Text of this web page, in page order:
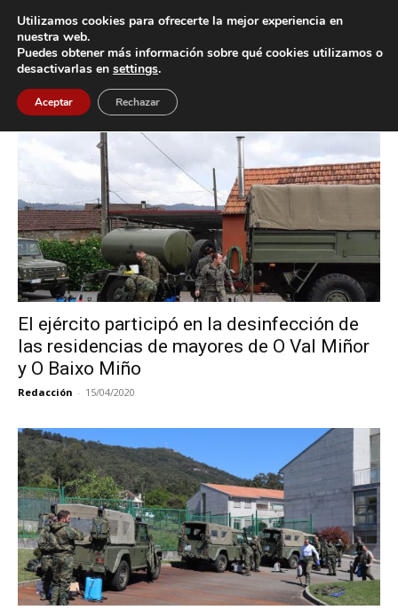
Inicio Etiquetas Ejército
Etiqueta: Ejército
El ejército participó en la desinfección de
las residencias de mayores de O Val Miñor
y O Baixo Miño
Redacción - 15/04/2020
Utilizamos cookies para ofrecerte la mejor experiencia en
nuestra web.
Puedes obtener más información sobre qué cookies utilizamos o
desactivarlas en settings.
Aceptar Rechazar